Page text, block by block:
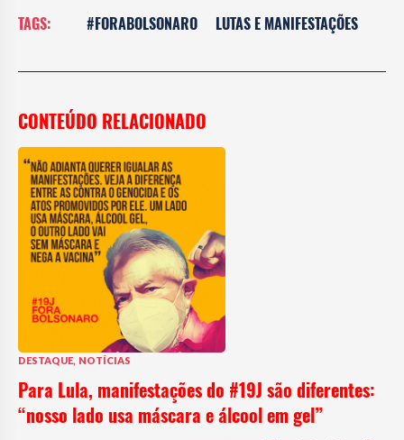
TAGS: #FORABOLSONARO LUTAS E MANIFESTAÇÕES
CONTEÚDO RELACIONADO
DESTAQUE, NOTÍCIAS
Para Lula, manifestações do #19J são diferentes:
“nosso lado usa máscara e álcool em gel”